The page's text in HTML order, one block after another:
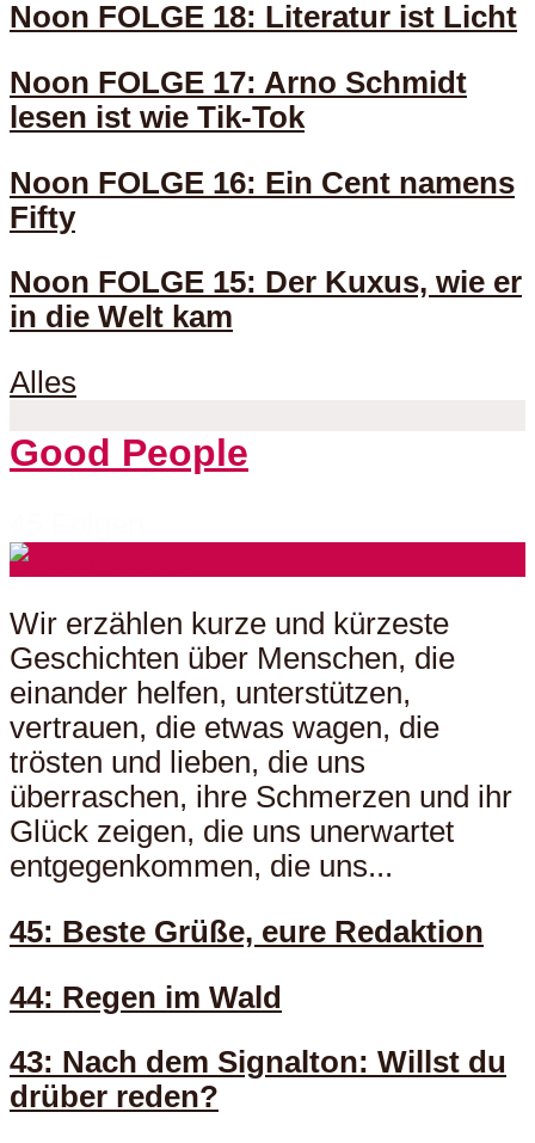
Noon FOLGE 18: Literatur ist Licht
Noon FOLGE 17: Arno Schmidt
lesen ist wie Tik-Tok
Noon FOLGE 16: Ein Cent namens
Fifty
Noon FOLGE 15: Der Kuxus, wie er
in die Welt kam
Alles
Good People
Wir erzählen kurze und kürzeste
Geschichten über Menschen, die
einander helfen, unterstützen,
vertrauen, die etwas wagen, die
trösten und lieben, die uns
überraschen, ihre Schmerzen und ihr
Glück zeigen, die uns unerwartet
entgegenkommen, die uns...
45: Beste Grüße, eure Redaktion
44: Regen im Wald
43: Nach dem Signalton: Willst du
drüber reden?